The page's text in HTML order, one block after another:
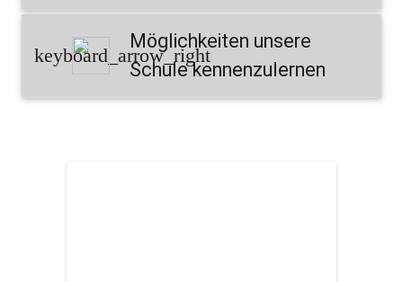
keyboard_arrow_right
Möglichkeiten unsere
Schule kennenzulernen